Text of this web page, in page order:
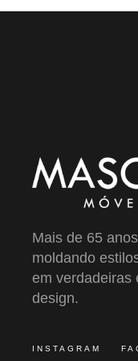
Mais de 65
moldando
em verdadeiras
design.
INSTAGRAM